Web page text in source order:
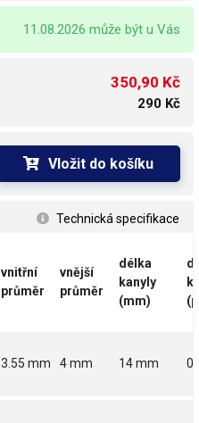
11.08.2026 může být u Vás
350,90 Kč
290 Kč
Vložit do košíku
Technická specifikace
vnitřní
průměr
vnější
průměr
délka
kanyly
(mm)
3.55 mm 4 mm 14 mm